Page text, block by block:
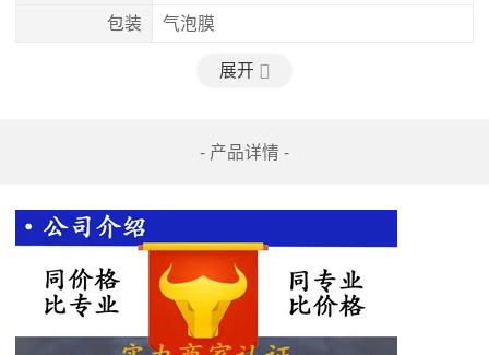
包装
气泡膜
展开
- 产品详情 -